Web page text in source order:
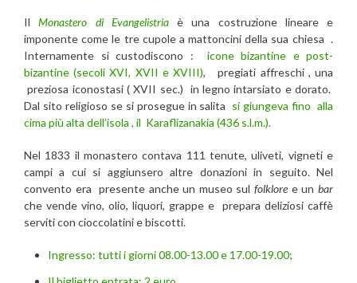
IlMonastero di Evangelistriaè una costruzione lineare e
imponente come le tre cupole a mattoncini della sua chiesa .
Internamente si custodiscono : icone bizantine e post-
bizantine (secoli XVI, XVII e XVIII), pregiati affreschi , una
preziosa iconostasi ( XVII sec.) in legno intarsiato e dorato.
Dal sito religioso se si prosegue in salita si giungeva fino alla
cima più alta dell’isola , il Karaflizanakia (436 s.l.m.).
Nel 1833 il monastero contava 111 tenute, uliveti, vigneti e
campi a cui si aggiunsero altre donazioni in seguito. Nel
convento era presente anche un museo sulfolklore e unbar
che vende vino, olio, liquori, grappe e prepara deliziosi caffè
serviti con cioccolatini e biscotti.
Ingresso: tutti i giorni 08.00-13.00 e 17.00-19.00;